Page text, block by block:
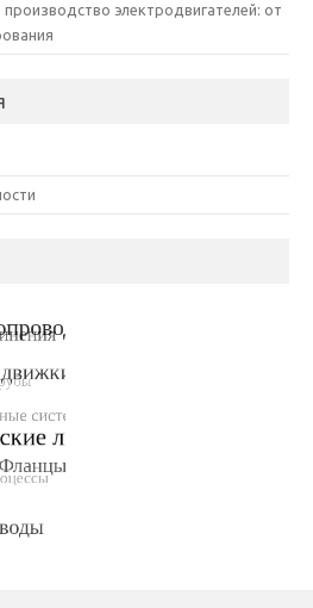
электродвигателей: от